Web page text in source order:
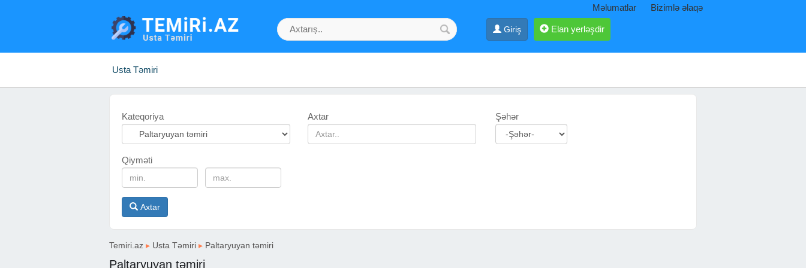
Məlumatlar Bizimlə əlaqə
Giriş Elan yerləşdir
Usta Təmiri
Kateqoriya Axtar Şəhər
Qiyməti
Axtar
Temiri.az ▸ Usta Təmiri ▸ Paltaryuyan təmiri
Paltaryuyan təmiri